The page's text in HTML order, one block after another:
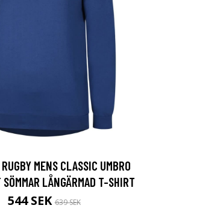
MENS CLASSIC UMBRO
LÅNGÄRMAD T-SHIRT
544 SEK639 SEK